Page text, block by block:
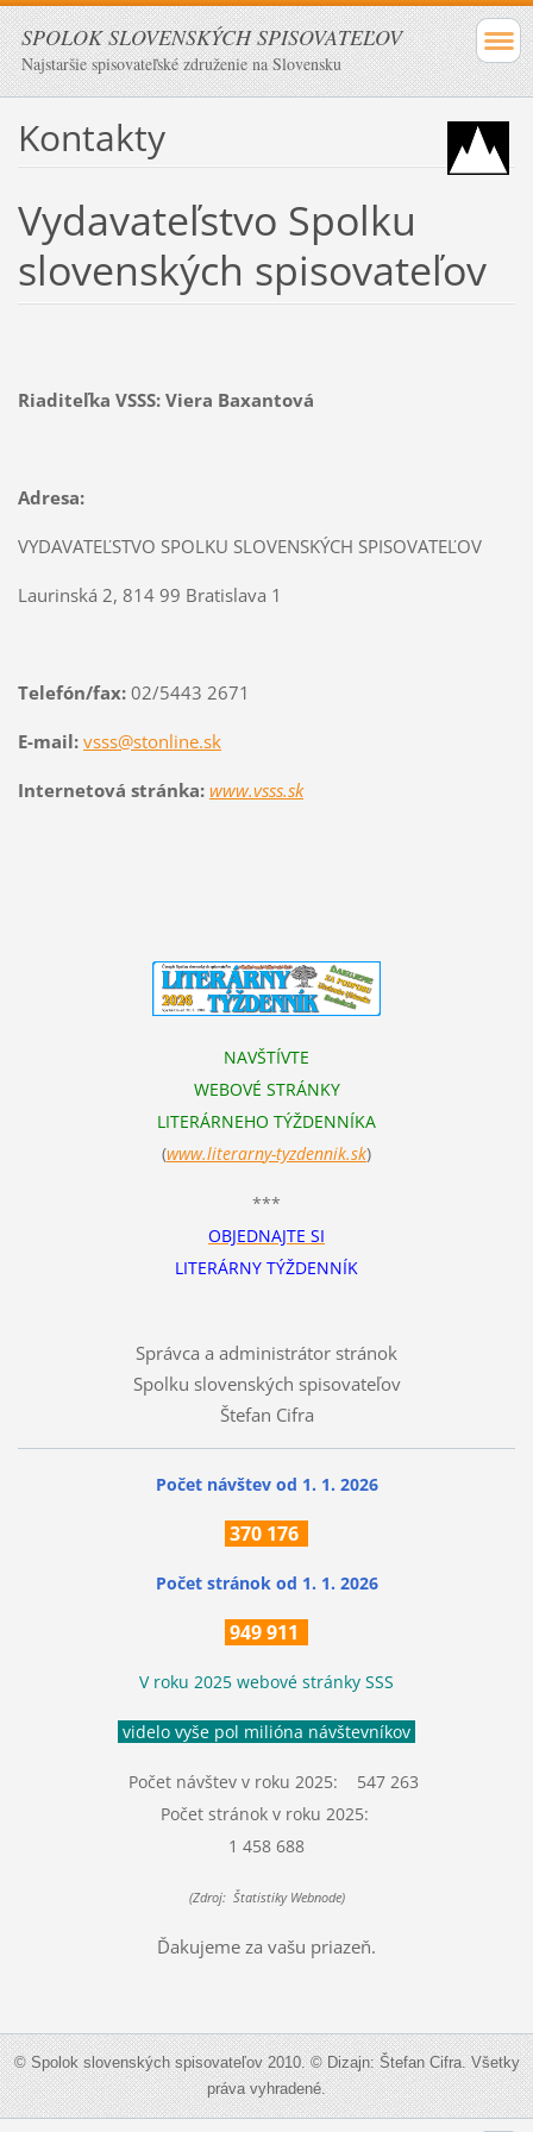
SPOLOK SLOVENSKÝCH SPISOVATEĽOV
Najstaršie spisovateľské združenie na Slovensku
Kontakty
Vydavateľstvo Spolku
slovenských spisovateľov
Riaditeľka VSSS: Viera Baxantová
Adresa:
VYDAVATEĽSTVO SPOLKU SLOVENSKÝCH SPISOVATEĽOV
Laurinská 2, 814 99 Bratislava 1
Telefón/fax:02/5443 2671
E-mail: vsss@stonline.sk
Internetová stránka: www.vsss.sk
NAVŠTÍVTE
WEBOVÉ STRÁNKY
LITERÁRNEHO TÝŽDENNÍKA
(www.literarny-tyzdennik.sk)
***
OBJEDNAJTE SI
LITERÁRNY TÝŽDENNÍK
Správca a administrátor stránok
Spolku slovenských spisovateľov
Štefan Cifra
Počet návštev od 1. 1. 2026
370 176
Počet stránok od 1. 1. 2026
949 911
V roku 2025 webové stránky SSS
videlo vyše pol milióna návštevníkov
Počet návštev v roku 2025: 547 263
Počet stránok v roku 2025:
1 458 688
(Zdroj: Štatistiky Webnode)
Ďakujeme za vašu priazeň.
© Spolok slovenských spisovateľov 2010. © Dizajn: Štefan Cifra. Všetky
práva vyhradené.